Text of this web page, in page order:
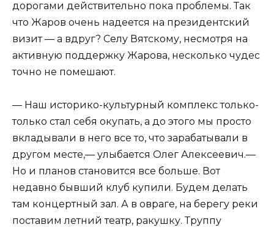
дорогами действительно пока проблемы. Так
что Жаров очень надеется на президентский
визит — а вдруг? Селу Вятскому, несмотря на
активную поддержку Жарова, несколько чудес
точно не помешают.
— Наш историко-культурный комплекс только-
только стал себя окупать, а до этого мы просто
вкладывали в него все то, что зарабатывали в
другом месте,— улыбается Олег Алексеевич.—
Но и планов становится все больше. Вот
недавно бывший клуб купили. Будем делать
там концертный зал. А в овраге, на берегу реки
поставим летний театр, ракушку. Труппу